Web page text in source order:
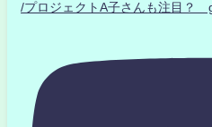
/プロジェクトA子さんも注目？